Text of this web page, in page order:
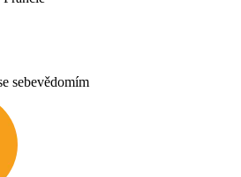
sebevědomím